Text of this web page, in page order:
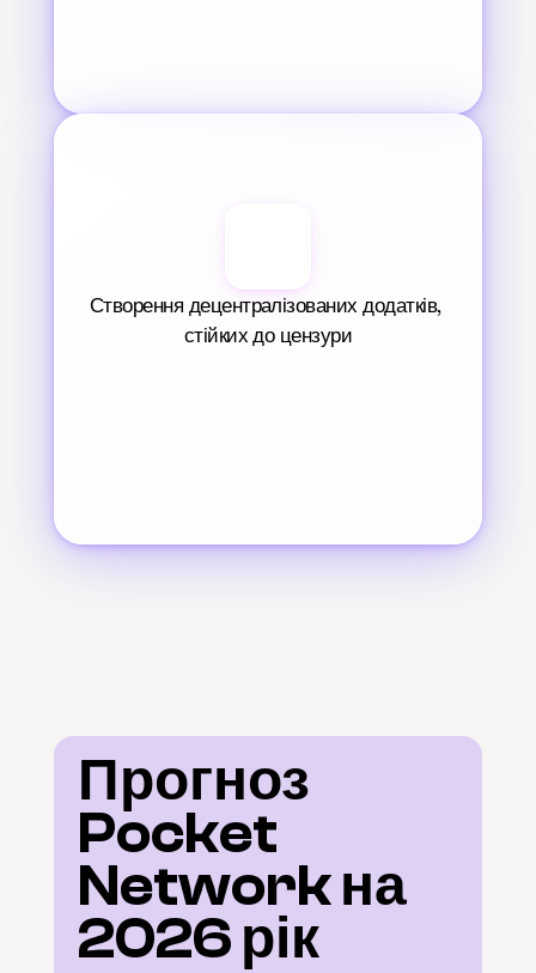
Створення децентралізованих додатків,
стійких до цензури
Прогноз
Pocket
Network на
2026 рік